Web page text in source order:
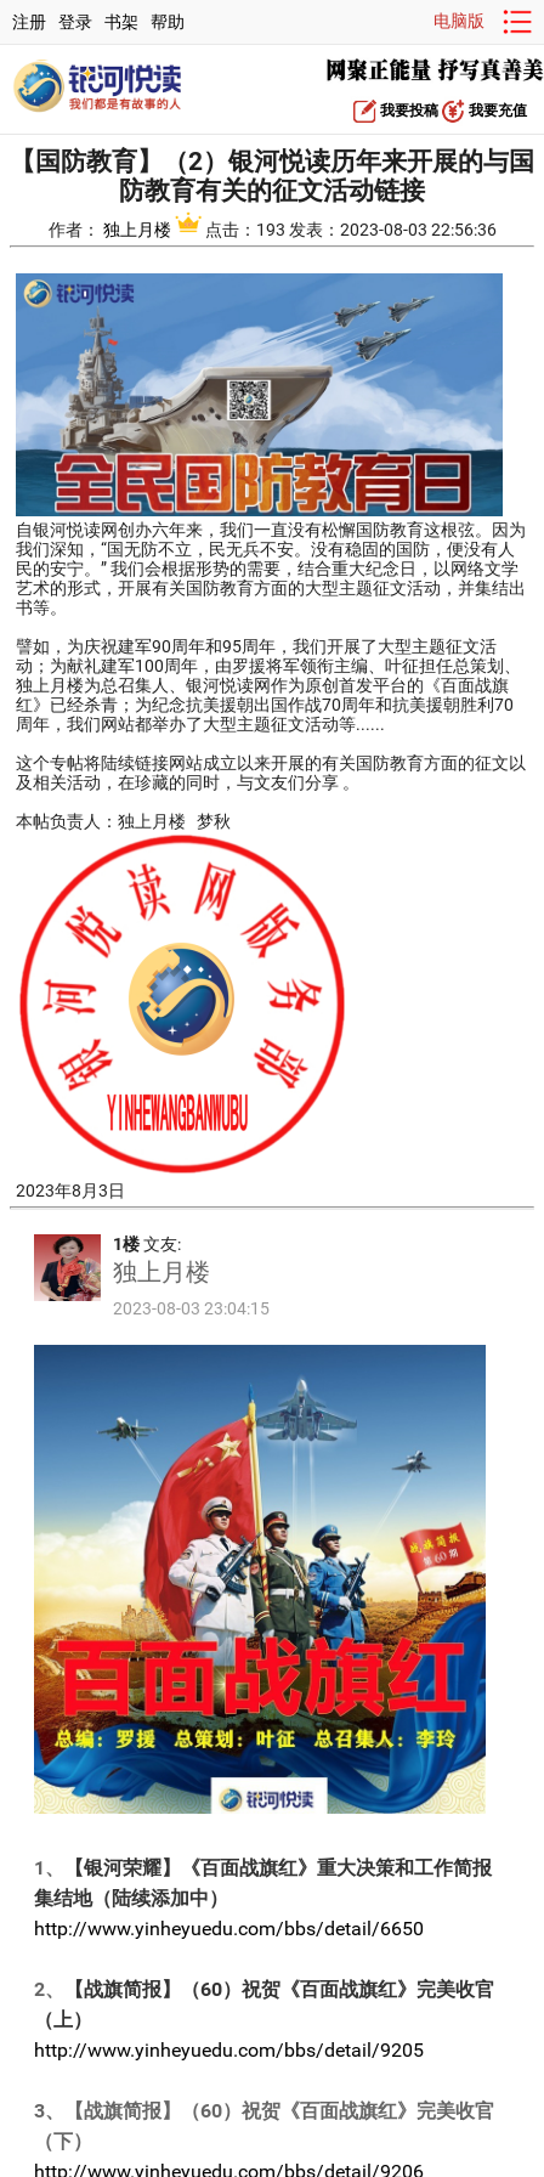
注册 登录 书架 帮助 电脑版
我要投稿 我要充值
【国防教育】（2）银河悦读历年来开展的与国
防教育有关的征文活动链接
作者： 独上月楼 点击：193 发表：2023-08-03 22:56:36
自银河悦读网创办六年来，我们一直没有松懈国防教育这根弦。因为
我们深知，“国无防不立，民无兵不安。没有稳固的国防，便没有人
民的安宁。” 我们会根据形势的需要，结合重大纪念日，以网络文学
艺术的形式，开展有关国防教育方面的大型主题征文活动，并集结出
书等。
譬如，为庆祝建军90周年和95周年，我们开展了大型主题征文活
动；为献礼建军100周年，由罗援将军领衔主编、叶征担任总策划、
独上月楼为总召集人、银河悦读网作为原创首发平台的《百面战旗
红》已经杀青；为纪念抗美援朝出国作战70周年和抗美援朝胜利70
周年，我们网站都举办了大型主题征文活动等......
这个专帖将陆续链接网站成立以来开展的有关国防教育方面的征文以
及相关活动，在珍藏的同时，与文友们分享 。
本帖负责人：独上月楼 梦秋
2023年8月3日
1楼文友:
独上月楼
2023-08-03 23:04:15
1、
【银河荣耀】《百面战旗红》重大决策和工作简报
集结地（陆续添加中）
http://www.yinheyuedu.com/bbs/detail/6650
2、
【战旗简报】（60）祝贺《百面战旗红》完美收官
（上）
http://www.yinheyuedu.com/bbs/detail/9205
3、【战旗简报】（60）祝贺《百面战旗红》完美收官
（下）
http://www.yinheyuedu.com/bbs/detail/9206